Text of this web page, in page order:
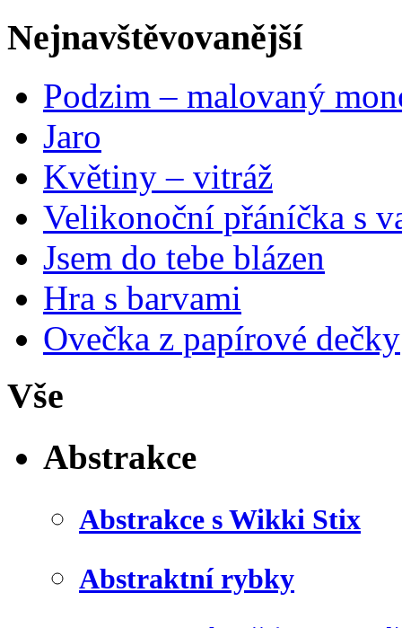
Nejnavštěvovanější
Podzim – malovaný
Jaro
Květiny – vitráž
Velikonoční přáníčka s
Jsem do tebe blázen
Hra s barvami
Ovečka z papírové dečky
Vše
Abstrakce
Abstrakce s Wikki Stix
Abstraktní rybky